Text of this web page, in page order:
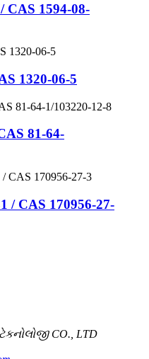
CAS 1594-08-
1320-06-5
81-64-
/ CAS 170956-27-
CO., LTD